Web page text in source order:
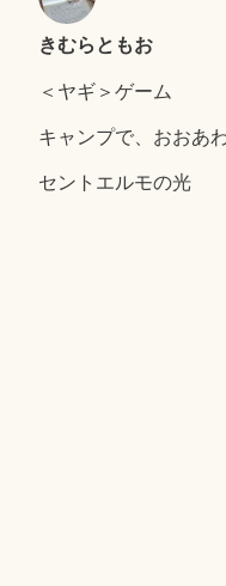
きむらともお
＜ヤギ＞ゲーム
キャンプで、おおあ
セントエルモの光